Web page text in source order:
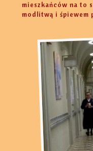
mieszkańców na to
modlitwą i śpiewem